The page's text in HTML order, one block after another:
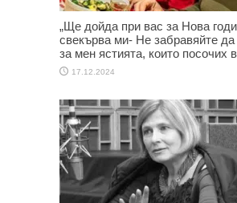
„Ще дойда при вас за Нова
свекърва ми- Не забравяйте да
за мен ястията, които посочих
17.12.2024